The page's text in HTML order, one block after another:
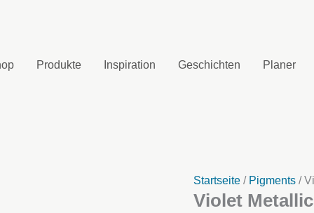
Produkte Inspiration Geschichten Planer
Startseite / Pigments /
Violet